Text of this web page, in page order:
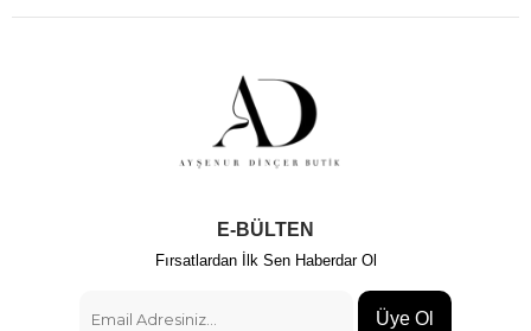
E-BÜLTEN
Fırsatlardan İlk Sen Haberdar Ol
Üye Ol